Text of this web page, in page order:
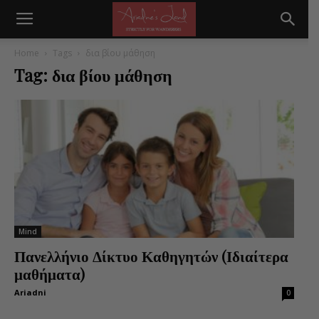
Home Tags δια βίου μάθηση
Tag: δια βίου μάθηση
Mind
Πανελλήνιο Δίκτυο Καθηγητών (Ιδιαίτερα
μαθήματα)
Ariadni 0